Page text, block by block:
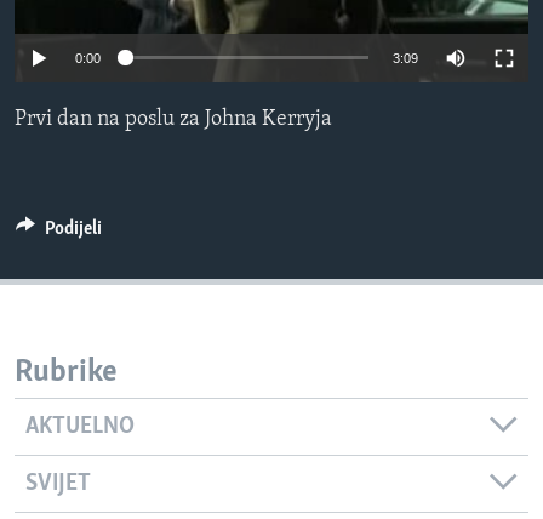
O GLASU AMERIKE
Learning English
0:00 3:09
Prvi dan na poslu za Johna Kerryja
Podijeli
Rubrike
AKTUELNO
SVIJET